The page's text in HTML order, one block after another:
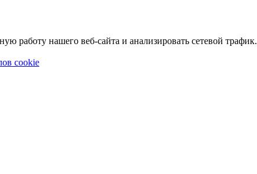
работу нашего веб-сайта и анализировать сетевой трафик.
cookie